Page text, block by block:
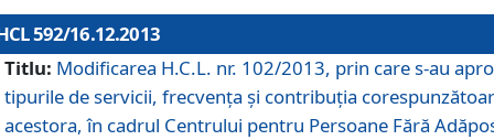
592/16.12.2013
Titlu: Modificarea H.C.L. nr. 102/2013, prin care s-au
tipurile de servicii, frecvenţa şi contribuţia
acestora, în cadrul Centrului pentru Persoane Fără